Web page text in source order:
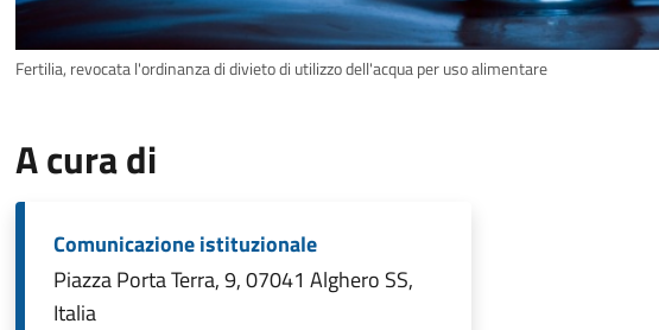
Fertilia, revocata l'ordinanza di divieto di utilizzo dell'acqua per uso alimentare
A cura di
Comunicazione istituzionale
Piazza Porta Terra, 9, 07041 Alghero SS,
Italia